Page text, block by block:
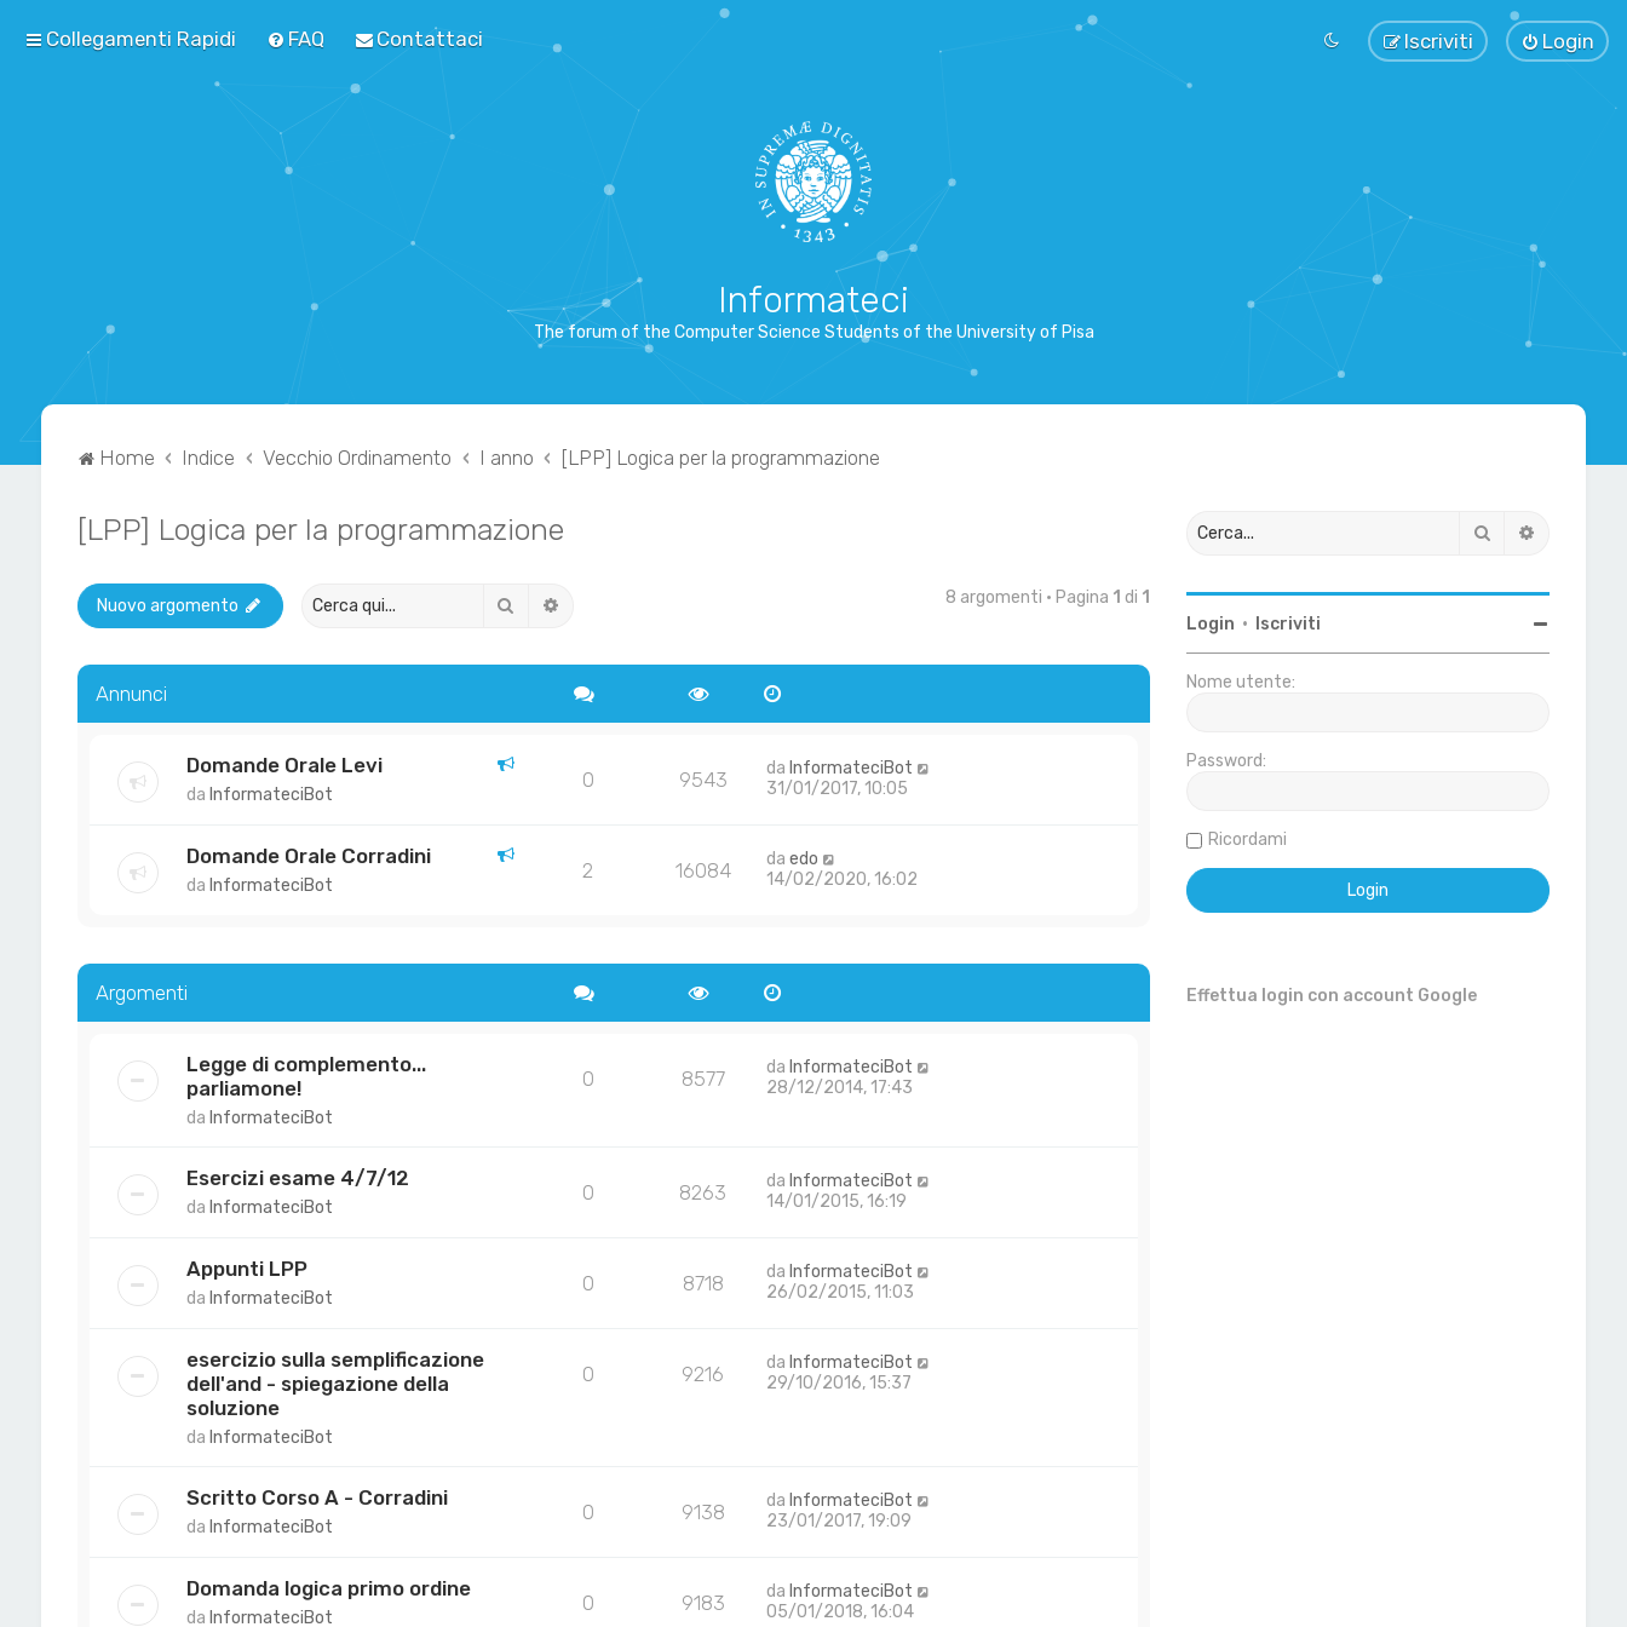
Collegamenti Rapidi FAQ Contattaci Login
Iscriviti
Informateci
The forum of the Computer Science Students of the University of Pisa
Home Indice Vecchio Ordinamento I anno [LPP] Logica per la programmazione
[LPP] Logica per la programmazione
Nuovo argomento Cerca 8 argomenti • Pagina 1 di 1
Annunci
Domande Orale Levi
da InformateciBot
0 9543 da InformateciBot
31/01/2017, 10:05
Domande Orale Corradini
da InformateciBot
2 16084 daedo
14/02/2020, 16:02
Argomenti
Legge di complemento...
parliamone!
da InformateciBot
0 8577 da InformateciBot
28/12/2014, 17:43
Esercizi esame 4/7/12
da InformateciBot
0 8263 da InformateciBot
14/01/2015, 16:19
Appunti LPP
da InformateciBot
0 8718 da InformateciBot
26/02/2015, 11:03
esercizio sulla semplificazione
dell'and - spiegazione della
soluzione
da InformateciBot
0 9216 da InformateciBot
29/10/2016, 15:37
Scritto Corso A - Corradini
da InformateciBot
0 9138 da InformateciBot
23/01/2017, 19:09
Domanda logica primo ordine
da InformateciBot
0 9183 da InformateciBot
05/01/2018, 16:04
Cerca
Login • Iscriviti
Nome utente:
Password:
Ricordami
Effettua login con account Google